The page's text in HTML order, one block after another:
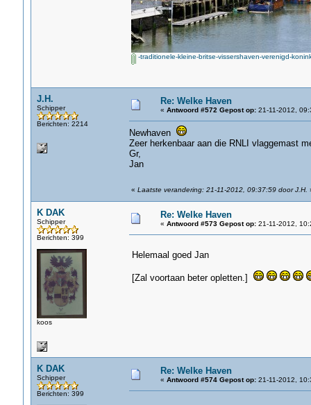
-traditionele-kleine-britse-vissershaven-verenigd-
J.H.
Schipper
Berichten: 2214
Re: Welke Haven
« Antwoord #572 Gepost op:21-11-2012,
Newhaven
Zeer herkenbaar aan die RNLI vlaggemast
Gr,
Jan
« Laatste verandering: 21-11-2012, 09:37:59 door J.H.
K DAK
Schipper
Berichten: 399
koos
Re: Welke Haven
« Antwoord #573 Gepost op:21-11-2012,
Helemaal goed Jan
[Zal voortaan beter opletten.]
K DAK
Schipper
Berichten: 399
Re: Welke Haven
« Antwoord #574 Gepost op:21-11-2012,